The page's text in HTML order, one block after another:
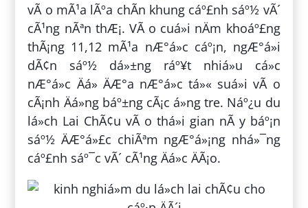
vÃ o mÃ¹a lÃºa chÃ­n khung cáº£nh sáº½ vÃ´
cÃ¹ng nÃªn thÆ¡. VÃ o cuá»i nÄm khoáº£ng
thÃ¡ng 11,12 mÃ¹a nÆ°á»c cáº¡n, ngÆ°á»i
dÃ¢n sáº½ dá»±ng ráº¥t nhiá»u cá»c
nÆ°á»c Äá» ÄÆ°a nÆ°á»c tá»« suá»i vÃ o
cÃ¡nh Äá»ng báº±ng cÃ¡c á»ng tre. Náº¿u du
lá»ch Lai ChÃ¢u vÃ o thá»i gian nÃ y báº¡n
sáº½ ÄÆ°á»£c chiÃªm ngÆ°á»¡ng nhá»¯ng
cáº£nh sáº¯c vÃ´ cÃ¹ng Äá»c ÄÃ¡o.